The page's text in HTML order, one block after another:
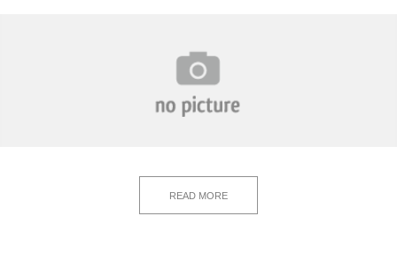
READ MORE